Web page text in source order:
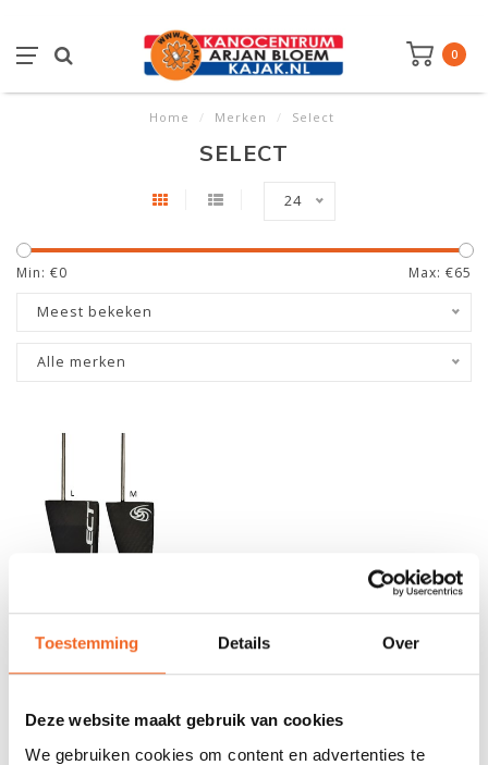
Toestemming Details Over
Deze website maakt gebruik van cookies
We gebruiken cookies om content en advertenties te
0
Home / Merken / Select
SELECT
24
Min: €0 Max: €65
Meest bekeken
Alle merken
SELECT RACE ROER ,
CARBON